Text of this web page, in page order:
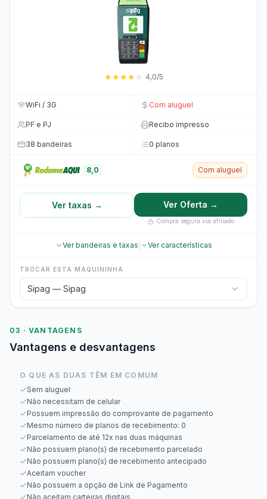
★★★★ ★ 4,0/5
WiFi / 3G Com aluguel
PF e PJ Recibo impresso
38 bandeiras 0 planos
8,0 Com aluguel
Ver taxas → Ver Oferta →
Compra segura via afiliado
Ver bandeiras e taxas Ver características
TROCAR ESTA MAQUININHA
Sipag — Sipag
03 · VANTAGENS
Vantagens e desvantagens
O QUE AS DUAS TÊM EM COMUM
Sem aluguel
Não necessitam de celular
Possuem impressão do comprovante de pagamento
Mesmo número de planos de recebimento: 0
Parcelamento de até 12x nas duas máquinas
Não possuem plano(s) de recebimento parcelado
Não possuem plano(s) de recebimento antecipado
Aceitam voucher
Não possuem a opção de Link de Pagamento
Não aceitam carteiras digitais